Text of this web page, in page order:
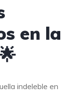
en la
indeleble en